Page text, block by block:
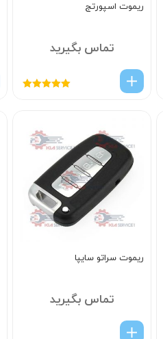
ریموت اسپورتج
تماس بگیرید
ریموت سراتو سایپا
تماس بگیرید